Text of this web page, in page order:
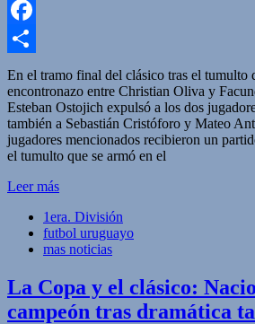
WhatsApp
Facebook
Compartir
En el tramo final del clásico tras el tumulto
encontronazo entre Christian Oliva y
Esteban Ostojich expulsó a los dos
también a Sebastián Cristóforo y Mateo
jugadores mencionados recibieron un
el tumulto que se armó en el
Leer más
1era. División
futbol uruguayo
mas noticias
La Copa y el clásico:
campeón tras dramática